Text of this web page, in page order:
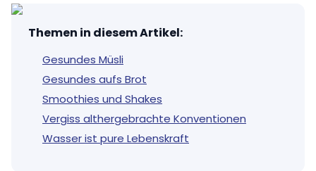
Themen in diesem Artikel:
Gesundes Müsli
Gesundes aufs Brot
Smoothies und Shakes
Vergiss althergebrachte Konventionen
Wasser ist pure Lebenskraft